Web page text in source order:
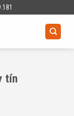
tín